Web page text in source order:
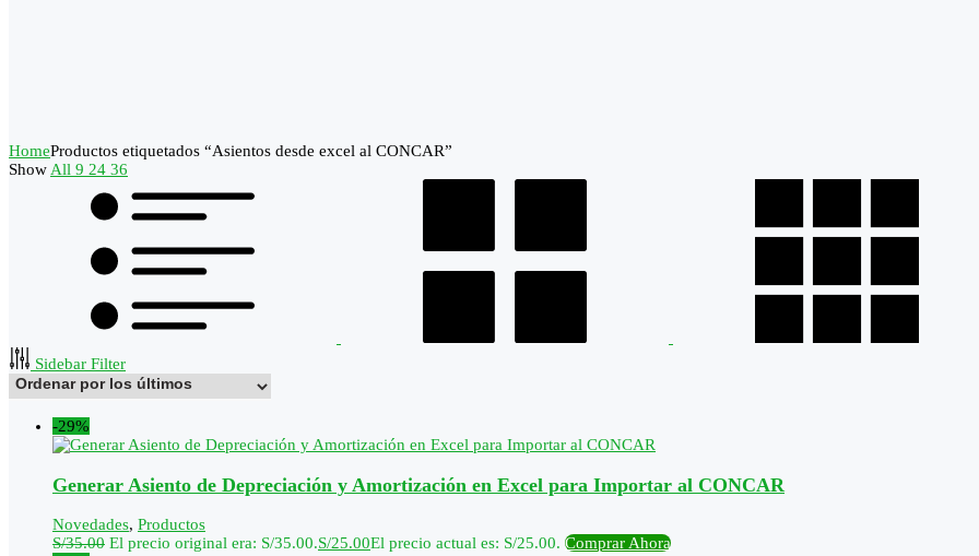
HomeProductos etiquetados “Asientos desde excel al CONCAR”
Show All 9 24 36
Sidebar Filter
-29%
Generar Asiento de Depreciación y Amortización en Excel para Importar al CONCAR
Novedades, Productos
S/35.00 El precio original era: S/35.00.S/25.00El precio actual es: S/25.00. Comprar Ahora